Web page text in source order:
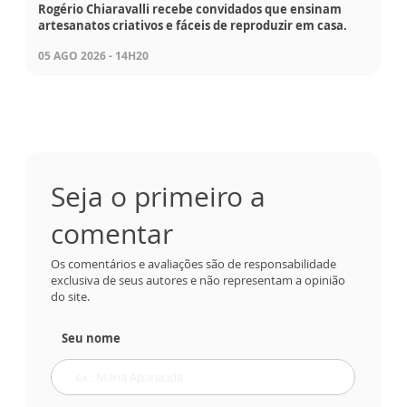
Rogério Chiaravalli recebe convidados que ensinam
artesanatos criativos e fáceis de reproduzir em casa.
05 AGO 2026 - 14H20
Seja o primeiro a
comentar
Os comentários e avaliações são de responsabilidade
exclusiva de seus autores e não representam a opinião
do site.
Seu nome